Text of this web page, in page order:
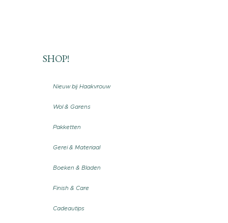
SHOP!
Nieuw bij Haakvrouw
Wol & Garens
Pakketten
Gerei & Materiaal
Boeken & Bladen
Finish & Care
Cadeautips